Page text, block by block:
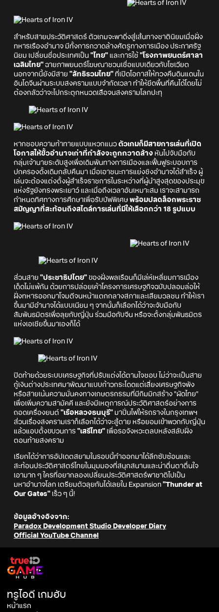
สำหรับสายประวัติศาสตร์ ตัวเกมจะพาดิ่งสู่เส้นทางชาตินิยมเมื่อฝั่ง
ทหารเรืองอำนาจ มีทั้งการกวาดล้างศัตรูทางการเมือง ประกาศรัฐ
นิยม เปลี่ยนชื่อประเทศเป็น "ไทย" และการใช้ "โรงภาพยนตร์ศาลา
เฉลิมไทย" ฉายภาพยนตร์โฆษณาชวนเชื่อแบบเดียวกับโซเวียต
นอกจากนี้ยังมีสาย "ลัทธิรวมไทย" ที่เปิดโอกาสให้ทวงคืนดินแดนใน
อินโดจีนผ่านระบบสงครามแบบจำกัดเวลา ทำให้ยึดพื้นที่คืนได้โดยไม่
ต้องกลัวว่าจะไปกระตุกหนวดเสือจนสงครามโลกปะทุ
หากชอบความท้าทายแบบแหวกแนว ตัวเกมก็มีสายการเล่นที่เปิด
โอกาสให้ขั้วอำนาจเก่าที่กำลังจะถูกกวาดล้าง หันไปจับมือกับ
กลุ่มเจ้านายระดับสูงเพื่อเดิมพันทางการเมืองและฟื้นฟูระบอบการ
ปกครองดั้งเดิมกลับคืนมา เมื่อเอาชนะการแย่งชิงอำนาจได้สำเร็จ ผู้
เล่นจะต้องแต่งตั้งผู้สำเร็จราชการในระหว่างที่ผู้นำสูงสุดของประมุข
แห่งรัฐยังทรงพระเยาว์ และเมื่อถึงเวลาอันเหมาะสม เราจะสามารถ
กำหนดทิศทางการศึกษาเพื่อรับบัฟพิเศษ พร้อมปลดล็อกพระราช
สมัญญาที่สะท้อนถึงสไตล์การเล่นที่มีให้เลือกกว่า 18 รูปแบบ
ส่วนสาย "ประชาธิปไตย" ของฝั่งพลเรือนก็มีเล่ห์เหลี่ยมการเมือง
เด็ดไม่แพ้กัน ด้วยการปล่อยเค้าโครงการเศรษฐกิจฉบับปลอมล่อให้
ฝั่งทหารออกมาโจมตีจนหน้าแตกกลางสภาและเสียมวลชน ทำให้เรา
ขึ้นมามีอำนาจได้แบบเนียน ๆ จากนั้นก็เลือกได้ว่าจะจับมือกับ
สัมพันธมิตรเพื่อลุยกับญี่ปุ่น ร่วมมือกับจีน หรือจะตั้งกลุ่มพันธมิตร
แห่งเอเชียขึ้นมาเองก็ได้
ปิดท้ายด้วยระบบเศรษฐกิจที่ปรับแต่งได้ตามใจชอบ ไม่ว่าจะเป็นสาย
กู้เงินต่างประเทศมาพัฒนาแบบก้าวกระโดดแต่เสี่ยงเศรษฐกิจพัง
หรือสายเน้นความมั่นคงทางเกษตรกรรมที่มีกิมมิกสร้าง "ผัดไทย"
เพื่อเพิ่มความสามัคคี และยังมีเหตุการณ์ประวัติศาสตร์อย่างการ
ถอดเครื่องยนต์ "เรือหลวงธนบุรี" มาปั่นไฟให้รถรางในกรุงเทพฯ
ส่วนเรื่องสงครามเราก็เลือกได้ว่าจะสู้ตาย หรือยอมเข้าพวกกับญี่ปุ่น
แล้วแอบตั้งขบวนการ "เสรีไทย" เพื่อรอจังหวะตลบหลังสลับฝั่ง
ตอนท้ายสงคราม
เรียกได้ว่าการอัปเดตสยามในรอบนี้ทำออกมาได้ลึกซับซ้อนและ
สะท้อนประวัติศาสตร์ไทยในมุมมองที่สนุกสนานและน่าตื่นตาตื่นใจ
เอามาก ๆ ใครที่อยากลองเปลี่ยนประวัติศาสตร์พาชาติไปเป็น
มหาอำนาจโลก เตรียมตัวลุยกันได้เลยใน Expansion "Thunder at
Our Gates" เร็ว ๆ นี้!
ข้อมูลอ้างอิงจาก:
Paradox Development Studio Developer Diary
Official YouTube Channel
ทรูไอดี เกมฮับ
หน้าแรก